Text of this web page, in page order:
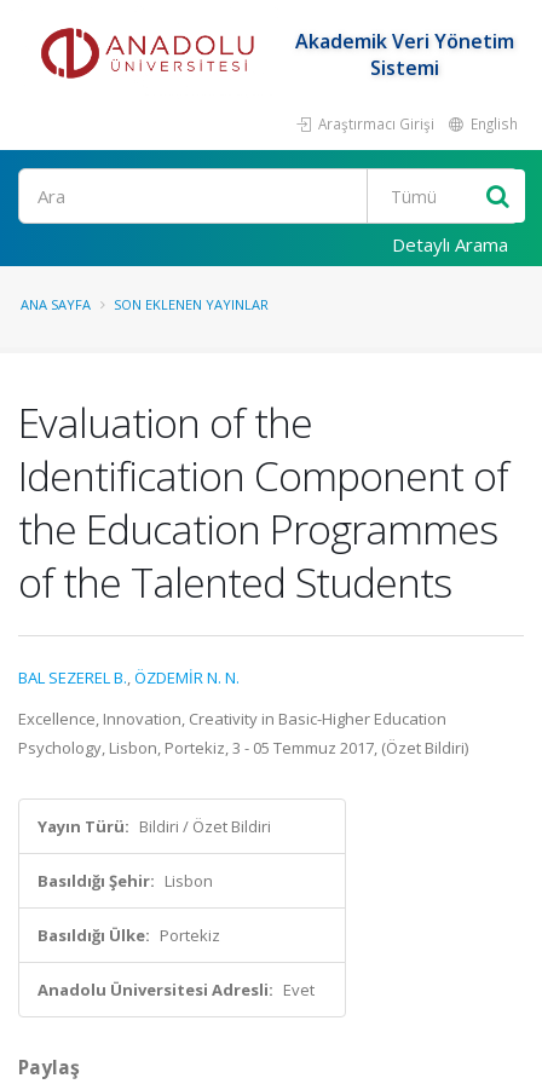
Akademik Veri Yönetim
Sistemi
Araştırmacı Girişi English
Ara
Detaylı Arama
ANA SAYFA SON EKLENEN YAYINLAR
Evaluation of the
Identification Component of
the Education Programmes
of the Talented Students
BAL SEZEREL B.,ÖZDEMİR N. N.
Excellence, Innovation, Creativity in Basic-Higher Education
Psychology, Lisbon, Portekiz, 3 - 05 Temmuz 2017, (Özet Bildiri)
Yayın Türü: Bildiri / Özet Bildiri
Basıldığı Şehir: Lisbon
Basıldığı Ülke: Portekiz
Anadolu Üniversitesi Adresli: Evet
Paylaş